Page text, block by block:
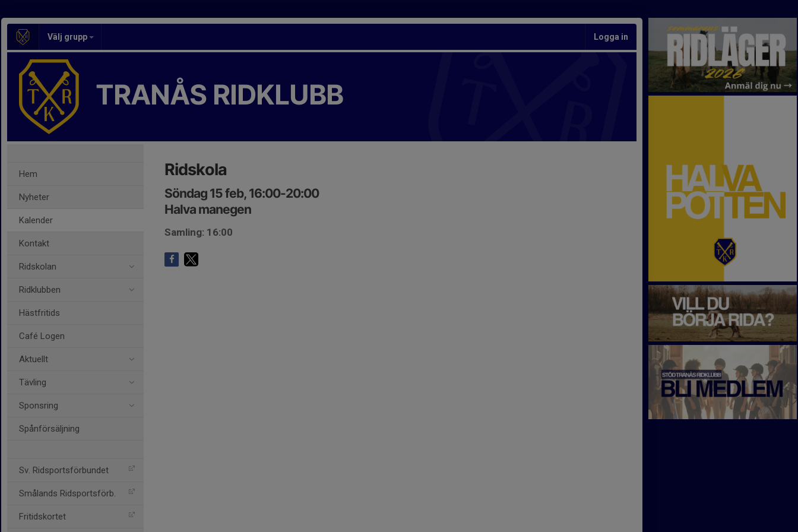
Välj grupp Logga in
TRANÅS RIDKLUBB
Hem
Nyheter
Kalender
Kontakt
Ridskolan
Ridklubben
Hästfritids
Café Logen
Aktuellt
Tävling
Sponsring
Spånförsäljning
Sv. Ridsportsförbundet
Smålands Ridsportsförb.
Fritidskortet
Ridskola
Söndag 15 feb, 16:00-20:00
Halva manegen
Samling: 16:00